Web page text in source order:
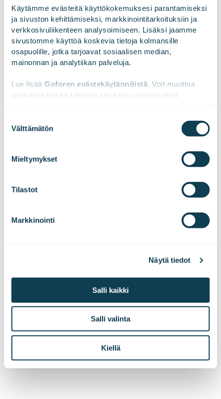
Käytämme evästeitä käyttökokemuksesi parantamiseksi
ja sivuston kehittämiseksi, markkinointitarkoituksiin ja
verkkosivuliikenteen analysoimiseen. Lisäksi jaamme
sivustomme käyttöä koskevia tietoja kolmansille
osapuolille, jotka tarjoavat sosiaalisen median,
mainonnan ja analytiikan palveluja.
Lue lisää Goforen evästekäytännöistä. Voit muuttaa
asetuksia koska tahansa sivuston vasemmassa
valinta
Välttämätön
Mieltymykset
Tilastot
Markkinointi
Näytä tiedot
Salli kaikki
Salli valinta
Kiellä
vain konsepteiksi piirustuspöydälle
Personoitu data
saavat personoidut näkymät datasta
Yhteistyö on ollut avaintekijä onnistumiselle ja
Näillä taidoilla ja osaamisella työ
toteutettiin
Käyttökokemussuunnittelu